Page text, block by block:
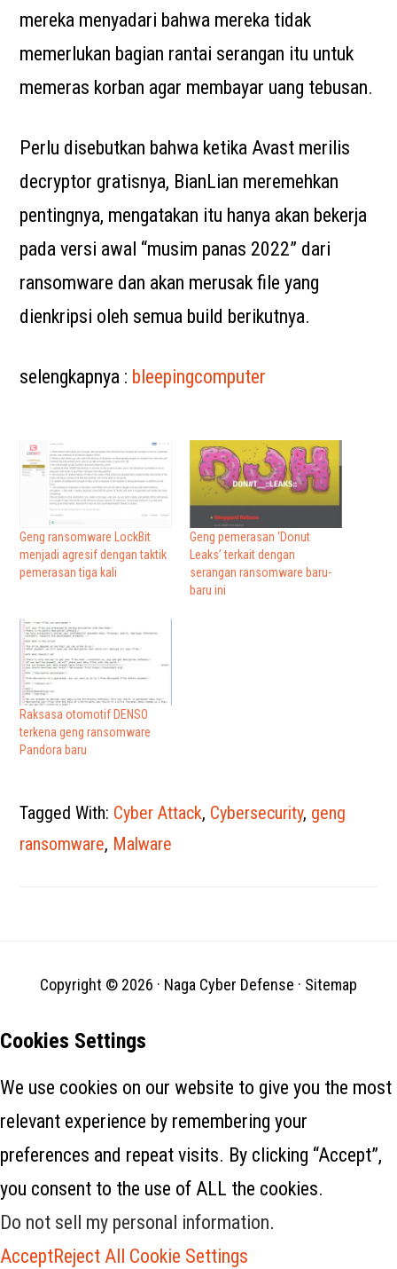
mereka menyadari bahwa mereka tidak
memerlukan bagian rantai serangan itu untuk
memeras korban agar membayar uang tebusan.
Perlu disebutkan bahwa ketika Avast merilis
decryptor gratisnya, BianLian meremehkan
pentingnya, mengatakan itu hanya akan bekerja
pada versi awal “musim panas 2022” dari
ransomware dan akan merusak file yang
dienkripsi oleh semua build berikutnya.
selengkapnya : bleepingcomputer
Geng ransomware LockBit
menjadi agresif dengan taktik
pemerasan tiga kali
Geng pemerasan ‘Donut
Leaks’ terkait dengan
serangan ransomware baru-
baru ini
Raksasa otomotif DENSO
terkena geng ransomware
Pandora baru
Tagged With: Cyber Attack, Cybersecurity, geng
ransomware, Malware
Copyright © 2026 · Naga Cyber Defense · Sitemap
Cookies Settings
We use cookies on our website to give you the most
relevant experience by remembering your
preferences and repeat visits. By clicking “Accept”,
you consent to the use of ALL the cookies.
Do not sell my personal information.
AcceptReject All Cookie Settings